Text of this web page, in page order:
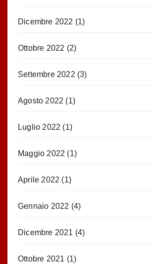
Dicembre 2022 (1)
Ottobre 2022 (2)
Settembre 2022 (3)
Agosto 2022 (1)
Luglio 2022 (1)
Maggio 2022 (1)
Aprile 2022 (1)
Gennaio 2022 (4)
Dicembre 2021 (4)
Ottobre 2021 (1)